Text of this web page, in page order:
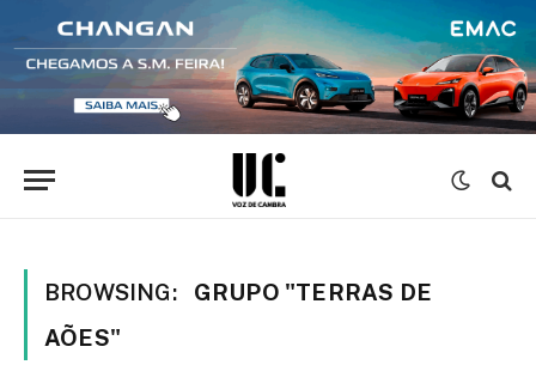
BROWSING:
GRUPO "TERRAS DE
AÕES"